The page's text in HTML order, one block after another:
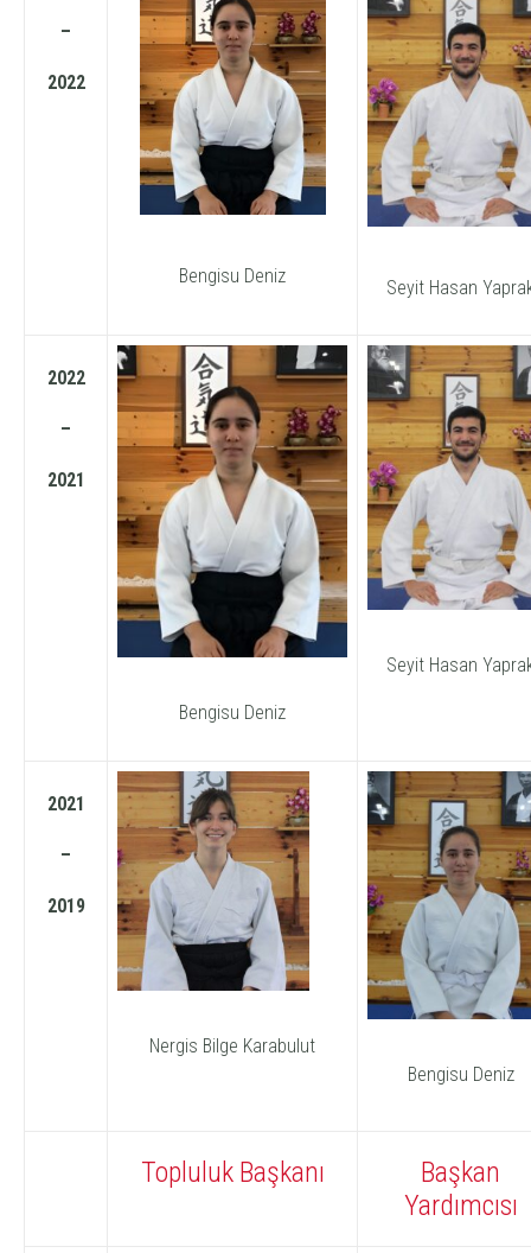
–
2022
Bengisu Deniz
Seyit Hasan
2022
–
2021
Bengisu Deniz
Seyit Hasan
2021
–
2019
Nergis Bilge Karabulut
Bengisu Deniz
Topluluk Başkanı
Başkan
Yardımcısı